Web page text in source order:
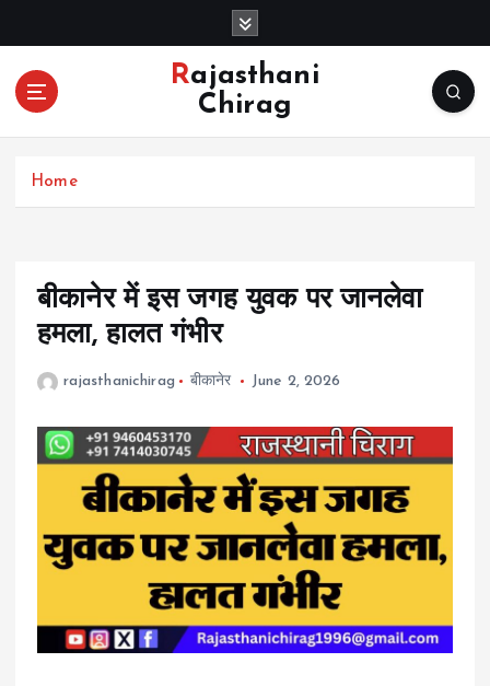
o
Rajasthani
Chirag
Home
बीकानेर में इस जगह युवक पर जानलेवा
हमला, हालत गंभीर
rajasthanichirag बीकानेर June 2, 2026